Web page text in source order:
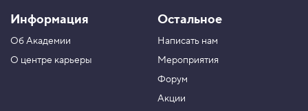
Информация
Об Академии
О центре карьеры
Остальное
Написать нам
Мероприятия
Форум
Акции